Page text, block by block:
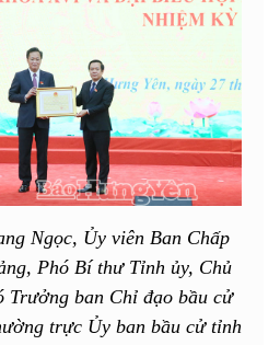
Ngọc, Ủy viên Ban Chấp
Phó Bí thư Tỉnh ủy, Chủ
Trưởng ban Chỉ đạo bầu cử
trực Ủy ban bầu cử tỉnh